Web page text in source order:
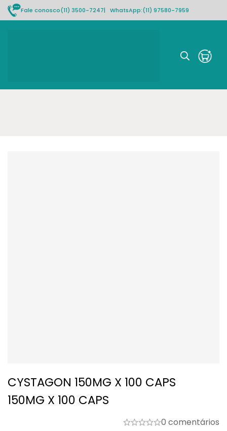
Fale conosco(11) 3500-7247| WhatsApp:(11) 97580-7959
CYSTAGON 150MG X 100 CAPS
150MG X 100 CAPS
0 comentários